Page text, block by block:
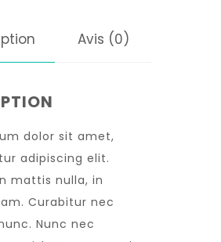
Avis (0)
dolor sit amet,
adipiscing elit.
mattis nulla, in
Curabitur nec
Nunc nec